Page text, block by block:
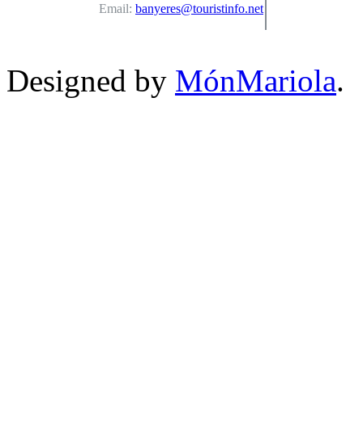
Email: banyeres@touristinfo.net
Designed by MónMariola.